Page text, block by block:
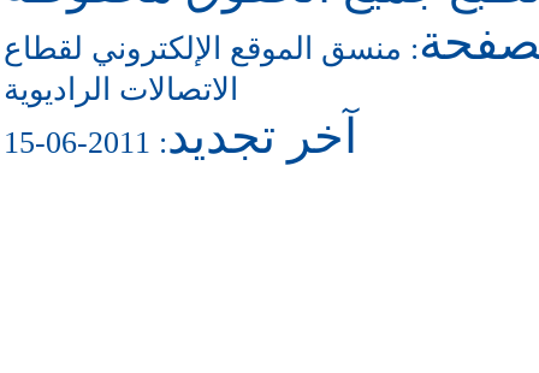
: منسق الموقع الإلكتروني لقطاع
الاتصالات الراديوية
آخر تجديد: 2011-06-15